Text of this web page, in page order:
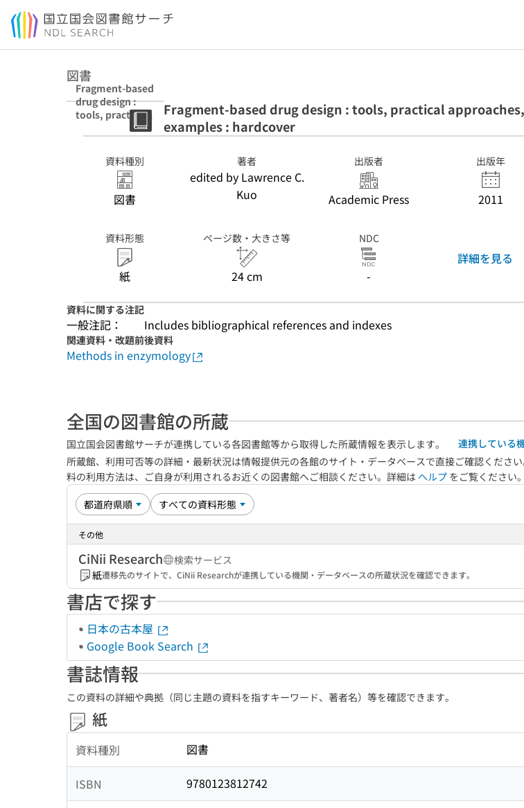
本文へ移動
図書
Fragment-based
drug design :
tools, practical
approaches, and
examples :
hardcover
Fragment-based drug design : tools, practical
examples : hardcover
資料種別
図書
著者
edited by Lawrence C.
Kuo
出版者
Academic Press
出版年
2011
資料形態
紙
ページ数・大きさ等
24 cm
NDC
-
詳細を見る
資料に関する注記
一般注記： Includes bibliographical references and indexes
関連資料・改題前後資料
Methods in enzymology
全国の図書館の所蔵
国立国会図書館サーチが連携している各図書館等から取得した所蔵情報を表示します。
連携している
所蔵館、利用可否等の詳細・最新状況は情報提供元の各館のサイト・データベースで直接ご確認くださ
料の利用方法は、ご自身が利用されるお近くの図書館へご相談ください。詳細は ヘルプ をご覧ください。
その他
CiNii Research
検索サービス
紙遷移先のサイトで、CiNii Researchが連携している機関・データベースの所蔵状況を確認できます。
書店で探す
日本の古本屋
Google Book Search
書誌情報
この資料の詳細や典拠（同じ主題の資料を指すキーワード、著者名）等を確認できます。
紙
資料種別 図書
ISBN 9780123812742